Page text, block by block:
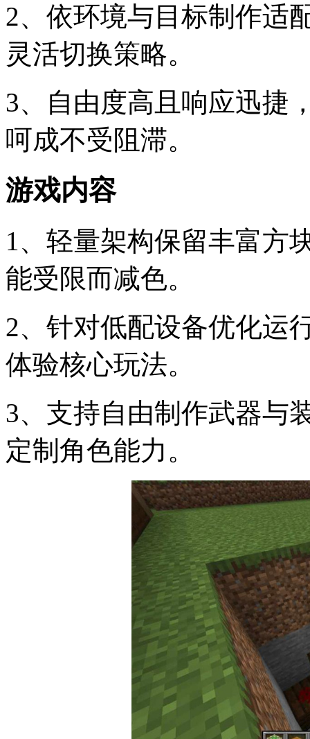
2、依环境与目标制作适
灵活切换策略。
3、自由度高且响应迅捷
呵成不受阻滞。
游戏内容
1、轻量架构保留丰富方
能受限而减色。
2、针对低配设备优化运
体验核心玩法。
3、支持自由制作武器与
定制角色能力。